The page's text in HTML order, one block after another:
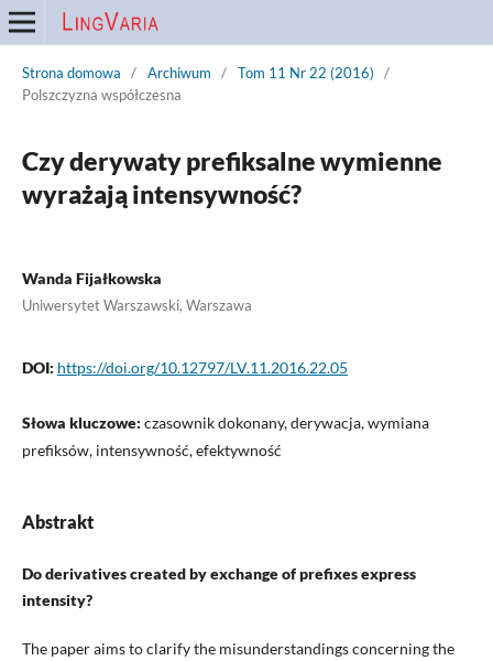
Strona domowa / Archiwum / Tom 11 Nr 22 (2016)
/
Polszczyzna współczesna
Czy derywaty prefiksalne wymienne
wyrażają intensywność?
Wanda Fijałkowska
Uniwersytet Warszawski, Warszawa
DOI: https://doi.org/10.12797/LV.11.2016.22.05
Słowa kluczowe: czasownik dokonany, derywacja, wymiana
prefiksów, intensywność, efektywność
Abstrakt
Do derivatives created by exchange of prefixes express
intensity?
The paper aims to clarify the misunderstandings concerning the